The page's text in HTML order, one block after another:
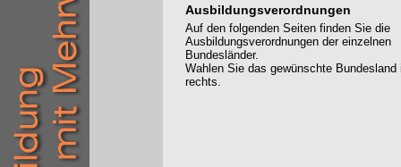
Ausbildungsverordnungen
Auf den folgenden Seiten finden Sie die
Ausbildungsverordnungen der einzelnen
Bundesländer.
Wahlen Sie das gewünschte Bundesland
rechts.